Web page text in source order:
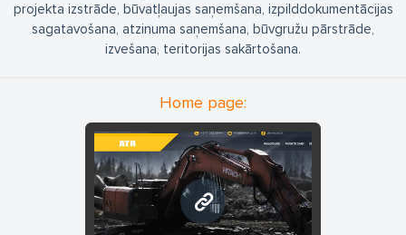
projekta izstrāde, būvatļaujas saņemšana, izpilddokumentācijas
sagatavošana, atzinuma saņemšana, būvgružu pārstrāde,
izvešana, teritorijas sakārtošana.
Home page:
www.demontet.lv